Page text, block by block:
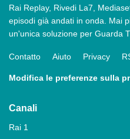
Rai Replay, Rivedi La7,
episodi già andati in onda. Mai
un'unica soluzione per Guarda
Contatto Aiuto Privacy
Modifica le preferenze sulla
Canali
Rai 1